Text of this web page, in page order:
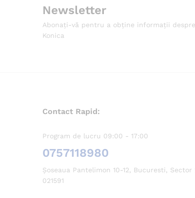
Newsletter
Abonați-vă pentru a obține informații
Konica
Contact Rapid:
Program de lucru 09:00 - 17:00
0757118980
Șoseaua Pantelimon 10-12, Bucuresti, Sector
021591